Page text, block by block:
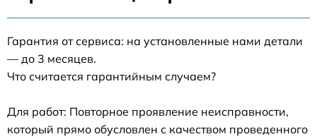
Гарантия от сервиса: на установленные нами детали
— до 3 месяцев.
Что считается гарантийным случаем?
Для работ: Повторное проявление неисправности,
который прямо обусловлен с качеством проведенного